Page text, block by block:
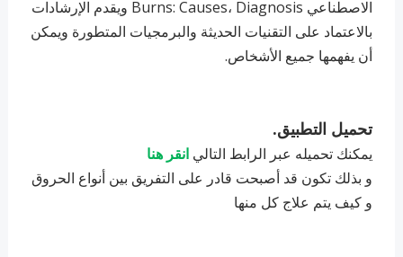
الاصطناعي Burns: Causes، Diagnosis ويقدم الإرشادات
بالاعتماد على التقنيات الحديثة والبرمجيات المتطورة ويمكن
أن يفهمها جميع الأشخاص.
تحميل التطبيق.
يمكنك تحميله عبر الرابط التالي انقر هنا
و بذلك تكون قد أصبحت قادر على التفريق بين أنواع الحروق
و كيف يتم علاج كل منها